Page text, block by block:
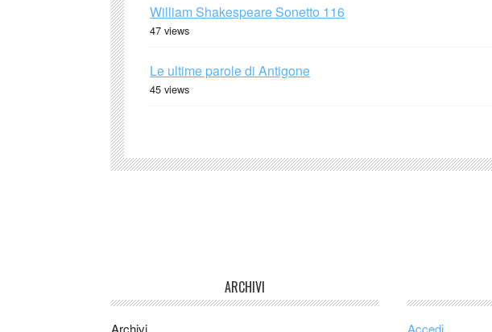
William Shakespeare Sonetto 116
47 views
Le ultime parole di Antigone
45 views
ARCHIVI
Archivi Accedi